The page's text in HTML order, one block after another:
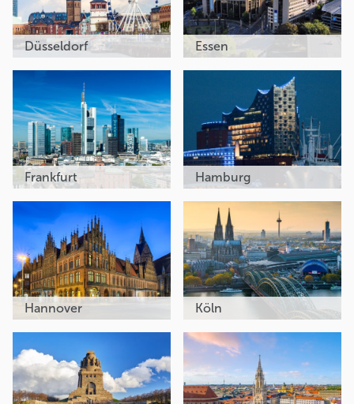
Düsseldorf Essen
Frankfurt Hamburg
Hannover Köln